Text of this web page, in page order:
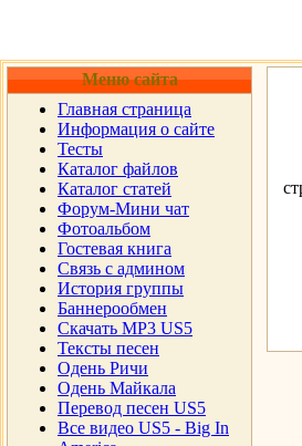
Меню сайта
Главная страница
Информация о сайте
Тесты
Каталог файлов
Каталог статей
Форум-Мини чат
Фотоальбом
Гостевая книга
Cвязь с админом
История группы
Баннерообмен
Скачать MP3 US5
Тексты песен
Одень Ричи
Одень Майкала
Перевод песен US5
Все видео US5 - Big In